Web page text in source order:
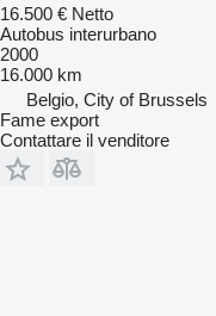
16.500 € Netto
Autobus interurbano
2000
16.000 km
Belgio, City of Brussels
Fame export
Contattare il venditore